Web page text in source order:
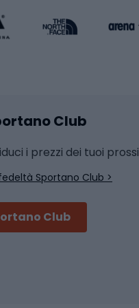
Club
i prezzi dei tuoi
Sportano Club >
Club